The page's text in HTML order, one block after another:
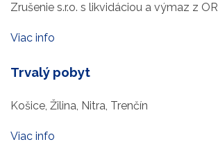
Zrušenie s.r.o. s likvidáciou a výmaz z OR
Viac info
Trvalý pobyt
Košice, Žilina, Nitra, Trenčín
Viac info